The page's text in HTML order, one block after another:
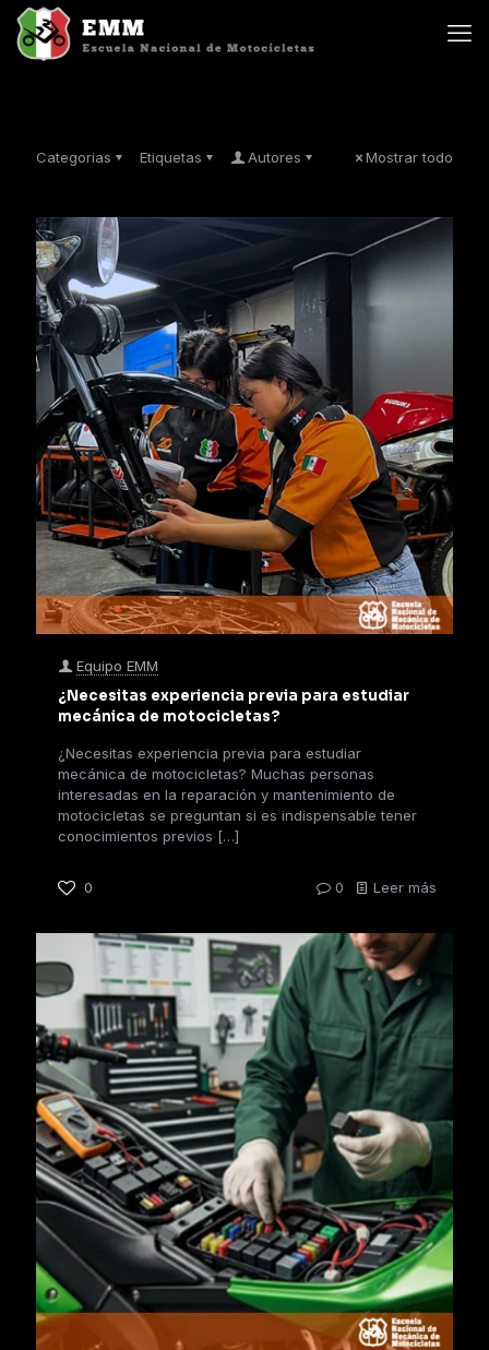
Categorias Etiquetas Autores Mostrar todo
Equipo EMM
¿Necesitas experiencia previa para estudiar
mecánica de motocicletas?
¿Necesitas experiencia previa para estudiar
mecánica de motocicletas? Muchas personas
interesadas en la reparación y mantenimiento de
motocicletas se preguntan si es indispensable tener
conocimientos previos […]
0 0 Leer más